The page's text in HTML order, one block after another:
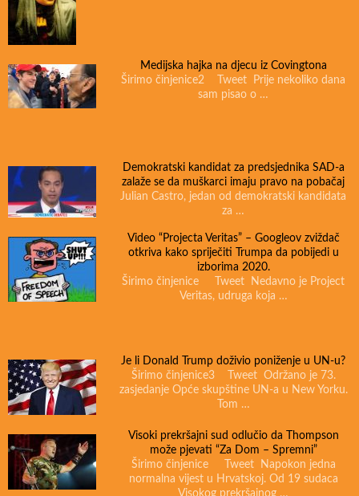
Medijska hajka na djecu iz Covingtona
Širimo činjenice2 Tweet Prije nekoliko dana
sam pisao o …
Demokratski kandidat za predsjednika SAD-a
zalaže se da muškarci imaju pravo na pobačaj
Julian Castro, jedan od demokratski kandidata
za …
Video “Projecta Veritas” – Googleov zviždač
otkriva kako spriječiti Trumpa da pobijedi u
izborima 2020.
Širimo činjenice Tweet Nedavno je Project
Veritas, udruga koja …
Je li Donald Trump doživio poniženje u UN-u?
Širimo činjenice3 Tweet Održano je 73.
zasjedanje Opće skupštine UN-a u New Yorku.
Tom …
Visoki prekršajni sud odlučio da Thompson
može pjevati “Za Dom – Spremni”
Širimo činjenice Tweet Napokon jedna
normalna vijest u Hrvatskoj. Od 19 sudaca
Visokog prekršajnog …